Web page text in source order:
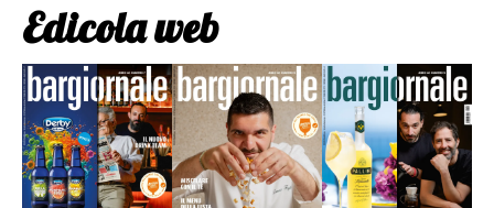
Edicola web